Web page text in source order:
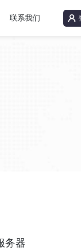
联系我们
务器